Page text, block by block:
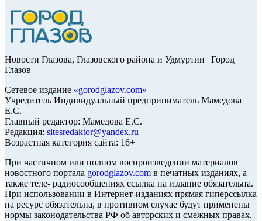
Новости Глазова, Глазовского района и Удмуртии | Город
Глазов
Сетевое издание «gorodglazov.com»
Учредитель Индивидуальный предприниматель Мамедова
Е.С.
Главный редактор: Мамедова Е.С.
Редакция: sitesredaktor@yandex.ru
Возрастная категория сайта: 16+
При частичном или полном воспроизведении материалов
новостного портала gorodglazov.com в печатных изданиях, а
также теле- радиосообщениях ссылка на издание обязательна.
При использовании в Интернет-изданиях прямая гиперссылка
на ресурс обязательна, в противном случае будут применены
нормы законодательства РФ об авторских и смежных правах.